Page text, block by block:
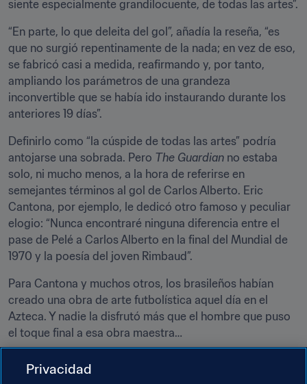
siente especialmente grandilocuente, de todas las artes”.
“En parte, lo que deleita del gol”, añadía la reseña, “es
que no surgió repentinamente de la nada; en vez de eso,
se fabricó casi a medida, reafirmando y, por tanto,
ampliando los parámetros de una grandeza
inconvertible que se había ido instaurando durante los
anteriores 19 días”.
Definirlo como “la cúspide de todas las artes” podría
antojarse una sobrada. Pero The Guardian no estaba
solo, ni mucho menos, a la hora de referirse en
semejantes términos al gol de Carlos Alberto. Eric
Cantona, por ejemplo, le dedicó otro famoso y peculiar
elogio: “Nunca encontraré ninguna diferencia entre el
pase de Pelé a Carlos Alberto en la final del Mundial de
1970 y la poesía del joven Rimbaud”.
Para Cantona y muchos otros, los brasileños habían
creado una obra de arte futbolística aquel día en el
Azteca. Y nadie la disfrutó más que el hombre que puso
el toque final a esa obra maestra…
Entre los objetos correspondientes a México 1970 que
Privacidad